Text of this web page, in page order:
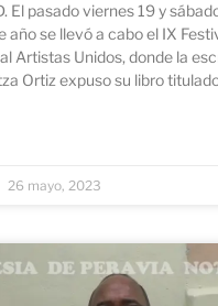
El pasado viernes 19 y
año se llevó a cabo el IX
Artistas Unidos, donde la
Ortiz expuso su libro
26 mayo, 2023